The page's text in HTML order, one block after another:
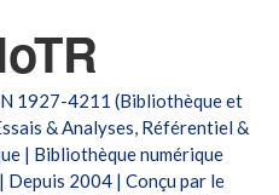
1927-4211 (Bibliothèque et
& Analyses, Référentiel &
| Bibliothèque numérique
2004 | Conçu par le